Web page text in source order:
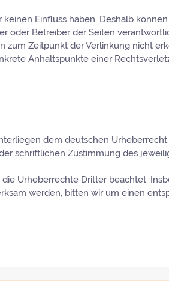
Einfluss haben. Deshalb
oder Betreiber der Seiten
zum Zeitpunkt der Verlinkung nicht
Anhaltspunkte einer
dem deutschen
schriftlichen Zustimmung des
Urheberrechte Dritter beachtet.
werden, bitten wir um einen